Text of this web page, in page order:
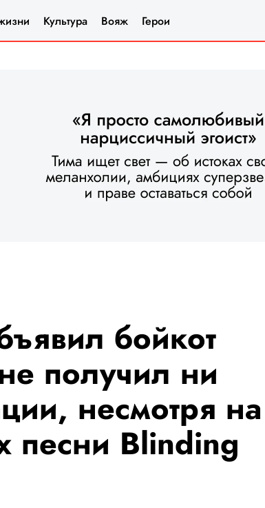
Культура Вояж Герои
бойкот
получил ни
несмотря на
песни Blinding